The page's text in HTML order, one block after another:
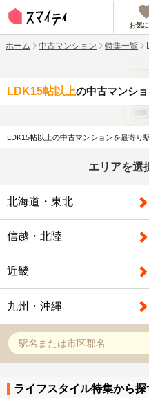
お気
ホーム 中古マンション 特集一覧
LDK15帖以上の中古マンシ
LDK15帖以上の中古マンションを最寄り
エリアを選
北海道・東北
信越・北陸
近畿
九州・沖縄
ライフスタイル特集から探